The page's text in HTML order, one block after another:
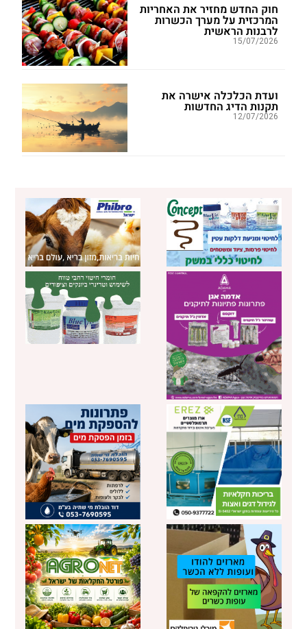
חוק החדש מחזיר את האחריות
המרכזית על מערך הכשרות
לרבנות הראשית
15/07/2026
ועדת הכלכלה אישרה את
תקנות הדיג החדשות
12/07/2026